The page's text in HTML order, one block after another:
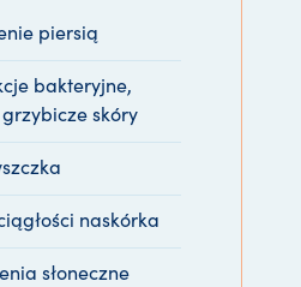
piersią
bakteryjne,
skóry
naskórka
słoneczne